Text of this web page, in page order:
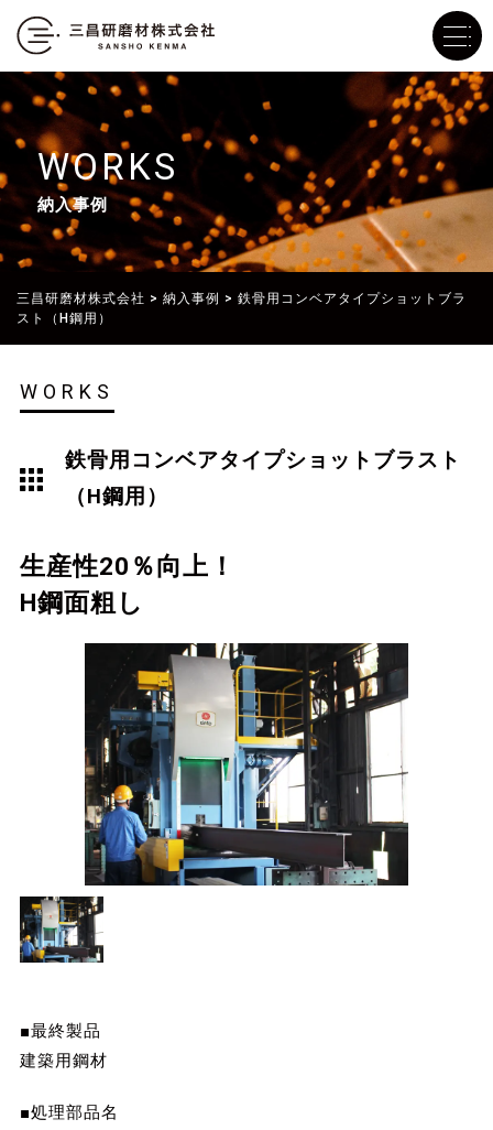
WORKS
納入事例
三昌研磨材株式会社 > 納入事例 > 鉄骨用コンベアタイプショットブラ
スト（H鋼用）
WORKS
鉄骨用コンベアタイプショットブラスト
（H鋼用）
生産性20％向上！
H鋼面粗し
■最終製品
建築用鋼材
■処理部品名